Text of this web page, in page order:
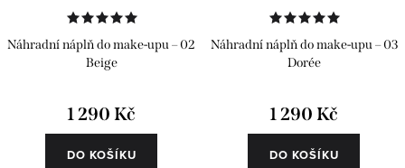
Náhradní náplň do make-upu – 02
Beige
1 290 Kč
DO KOŠÍKU
Náhradní náplň do make-upu – 03
Dorée
1 290 Kč
DO KOŠÍKU